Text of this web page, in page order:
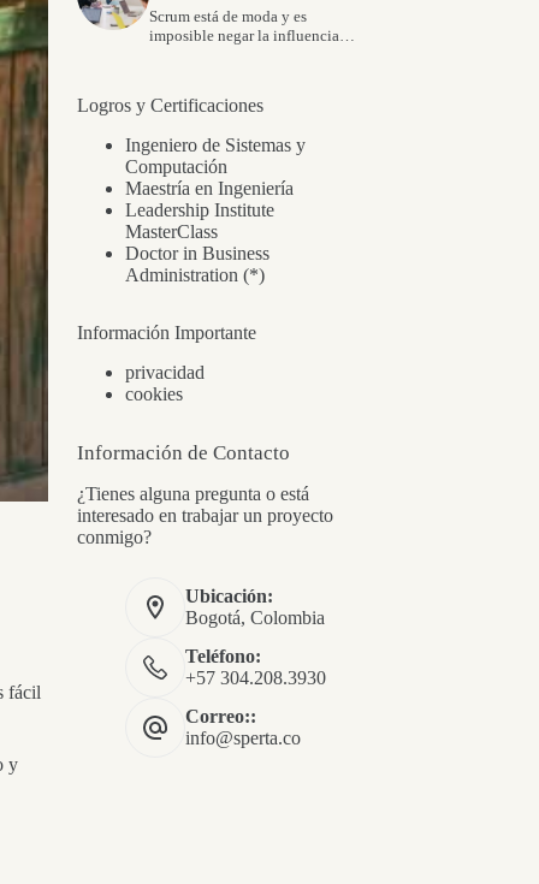
fácil
y
Scrum está de moda y es
imposible negar la influencia…
Logros y Certificaciones
Ingeniero de Sistemas y
Computación
Maestría en Ingeniería
Leadership Institute
MasterClass
Doctor in Business
Administration (*)
Información Importante
privacidad
cookies
Información de Contacto
¿Tienes alguna pregunta o está
interesado en trabajar un proyecto
conmigo?
Ubicación:
Bogotá, Colombia
Teléfono:
+57 304.208.3930
Correo::
info@sperta.co